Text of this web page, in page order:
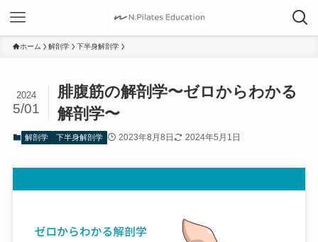
ホーム 解剖学 下半身解剖学
腓腹筋の解剖学〜ゼロからわかる
解剖学〜
2024
5/01
解剖学 下半身解剖学 2023年8月8日 2024年5月1日